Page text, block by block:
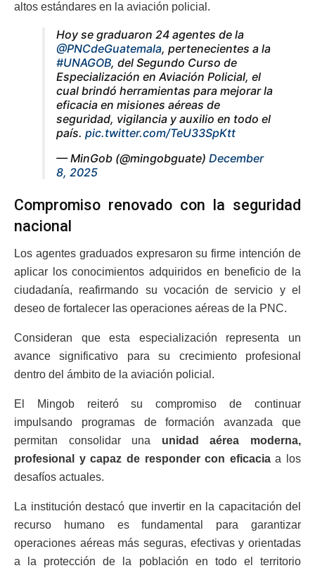
altos estándares en la aviación policial.
Hoy se graduaron 24 agentes de la
@PNCdeGuatemala, pertenecientes a la
#UNAGOB, del Segundo Curso de
Especialización en Aviación Policial, el
cual brindó herramientas para mejorar la
eficacia en misiones aéreas de
seguridad, vigilancia y auxilio en todo el
país. pic.twitter.com/TeU33SpKtt
— MinGob (@mingobguate) December
8, 2025
Compromiso renovado con la seguridad
nacional
Los agentes graduados expresaron su firme intención de
aplicar los conocimientos adquiridos en beneficio de la
ciudadanía, reafirmando su vocación de servicio y el
deseo de fortalecer las operaciones aéreas de la PNC.
Consideran que esta especialización representa un
avance significativo para su crecimiento profesional
dentro del ámbito de la aviación policial.
El Mingob reiteró su compromiso de continuar
impulsando programas de formación avanzada que
permitan consolidar una unidad aérea moderna,
profesional y capaz de responder con eficaciaa los
desafíos actuales.
La institución destacó que invertir en la capacitación del
recurso humano es fundamental para garantizar
operaciones aéreas más seguras, efectivas y orientadas
a la protección de la población en todo el territorio